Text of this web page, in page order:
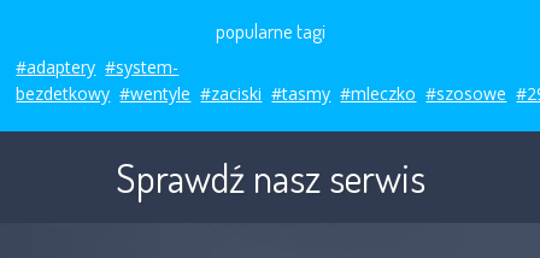
popularne tagi
#adaptery #system-
bezdetkowy #wentyle #zaciski #tasmy #mleczko #szosowe
Sprawdź nasz serwis